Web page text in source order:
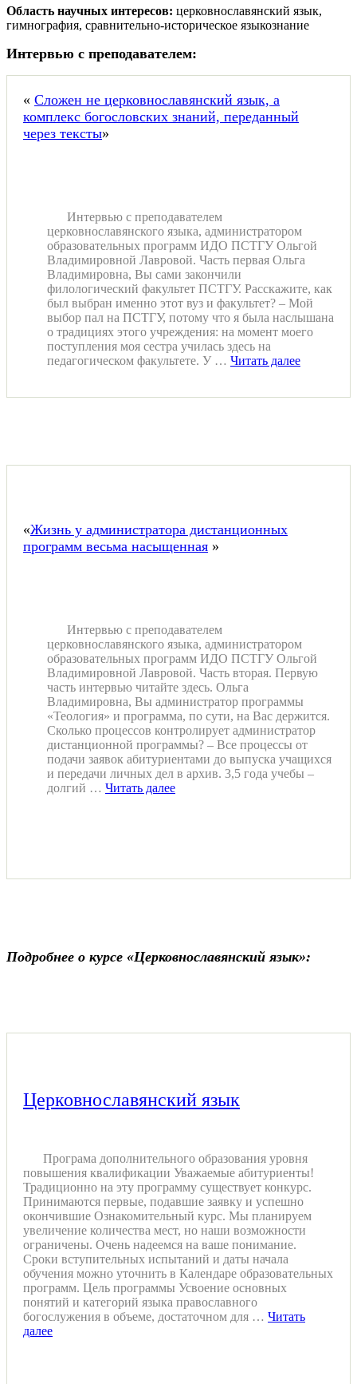
Область научных интересов: церковнославянский язык,
гимнография, сравнительно-историческое языкознание
Интервью с преподавателем:
« Сложен не церковнославянский язык, а
комплекс богословских знаний, переданный
через тексты»
Интервью с преподавателем
церковнославянского языка, администратором
образовательных программ ИДО ПСТГУ Ольгой
Владимировной Лавровой. Часть первая Ольга
Владимировна, Вы сами закончили
филологический факультет ПСТГУ. Расскажите, как
был выбран именно этот вуз и факультет? – Мой
выбор пал на ПСТГУ, потому что я была наслышана
о традициях этого учреждения: на момент моего
поступления моя сестра училась здесь на
педагогическом факультете. У … Читать далее
«Жизнь у администратора дистанционных
программ весьма насыщенная »
Интервью с преподавателем
церковнославянского языка, администратором
образовательных программ ИДО ПСТГУ Ольгой
Владимировной Лавровой. Часть вторая. Первую
часть интервью читайте здесь. Ольга
Владимировна, Вы администратор программы
«Теология» и программа, по сути, на Вас держится.
Сколько процессов контролирует администратор
дистанционной программы? – Все процессы от
подачи заявок абитуриентами до выпуска учащихся
и передачи личных дел в архив. 3,5 года учебы –
долгий … Читать далее
Подробнее о курсе «Церковнославянский язык»:
Церковнославянский язык
Програма дополнительного образования уровня
повышения квалификации Уважаемые абитуриенты!
Традиционно на эту программу существует конкурс.
Принимаются первые, подавшие заявку и успешно
окончившие Ознакомительный курс. Мы планируем
увеличение количества мест, но наши возможности
ограничены. Очень надеемся на ваше понимание.
Сроки вступительных испытаний и даты начала
обучения можно уточнить в Календаре образовательных
программ. Цель программы Усвоение основных
понятий и категорий языка православного
богослужения в объеме, достаточном для … Читать
далее